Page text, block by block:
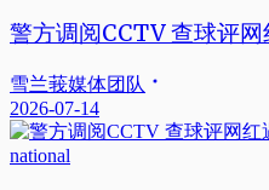
警方调阅CCTV 查球评网
雪兰莪媒体团队
2026-07-14
national